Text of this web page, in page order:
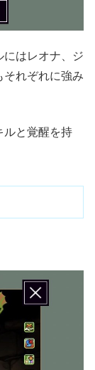
にはレオナ、ジ
それぞれに強み
ルと覚醒を持